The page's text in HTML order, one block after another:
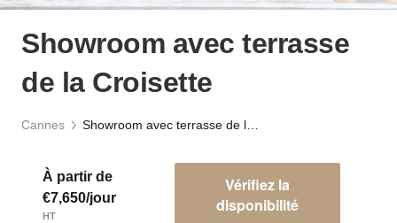
Showroom avec terrasse
de la Croisette
Cannes
À partir de
€7,650/jour
HT
Vérifiez la
disponibilité